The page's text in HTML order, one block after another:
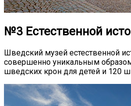
№3 Естественной
Шведский музей естественной
совершенно уникальным
шведских крон для детей и 120